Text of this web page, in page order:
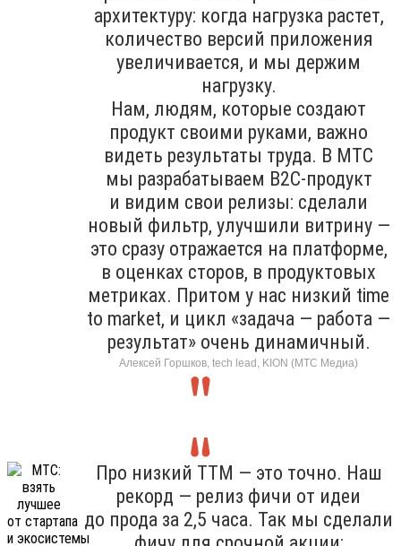
архитектуру: когда нагрузка растет,
количество версий приложения
увеличивается, и мы держим
нагрузку.
Нам, людям, которые создают
продукт своими руками, важно
видеть результаты труда. В МТС
мы разрабатываем B2C-продукт
и видим свои релизы: сделали
новый фильтр, улучшили витрину —
это сразу отражается на платформе,
в оценках сторов, в продуктовых
метриках. Притом у нас низкий time
to market, и цикл «задача — работа —
результат» очень динамичный.
Алексей Горшков, tech lead, KION (МТС Медиа)
Про низкий TTM — это точно. Наш
рекорд — релиз фичи от идеи
до прода за 2,5 часа. Так мы сделали